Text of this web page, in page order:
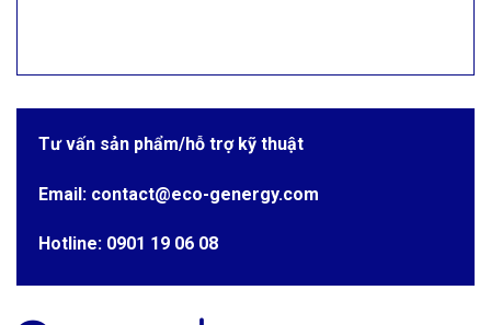
Tư vấn sản phẩm/hỗ trợ kỹ thuật
Email: contact@eco-genergy.com
Hotline: 0901 19 06 08